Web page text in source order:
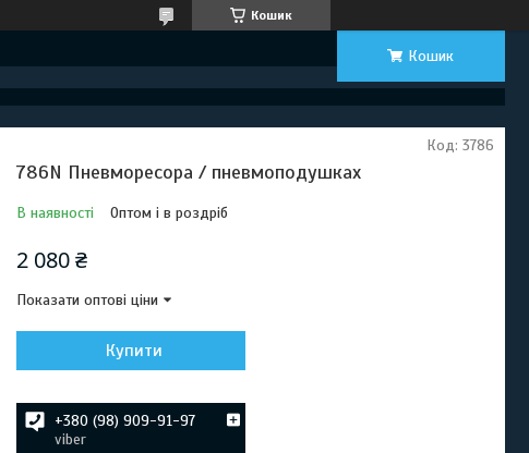
Кошик
Кошик
786N Пневморесора / пневмоподушках
В наявності Оптом і в роздріб
Код: 3786
2 080 ₴
Показати оптові ціни
Купити
+380 (98) 909-91-97
viber